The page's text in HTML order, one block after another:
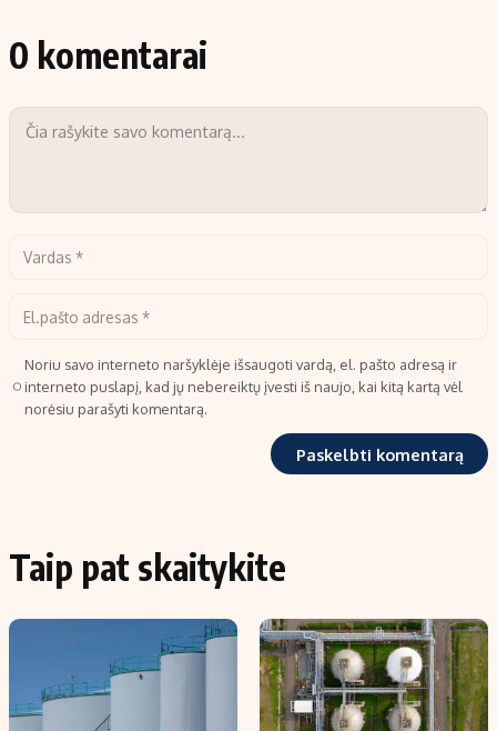
0 komentarai
Noriu savo interneto naršyklėje išsaugoti vardą, el. pašto adresą ir
interneto puslapį, kad jų nebereiktų įvesti iš naujo, kai kitą kartą vėl
norėsiu parašyti komentarą.
Taip pat skaitykite